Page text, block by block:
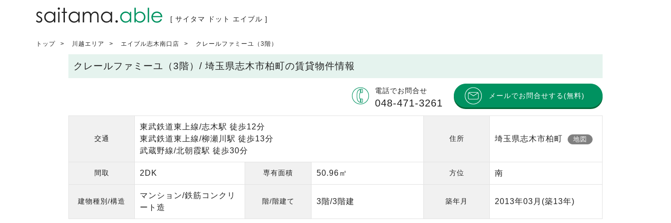
[ サイタマ ドット エイブル ]
トップ 川越エリア エイブル志木南口店 クレールファミーユ（3階）
クレールファミーユ（3階）/ 埼玉県志木市柏町の賃貸物件情報
電話でお問合せ
048-471-3261
メールでお問合せする(無料)
交通
東武鉄道東上線/志木駅 徒歩12分
東武鉄道東上線/柳瀬川駅 徒歩13分
武蔵野線/北朝霞駅 徒歩30分
住所 埼玉県志木市柏町 地図
間取 2DK 専有面積 50.96㎡ 方位 南
建物種別/構造
マンション/鉄筋コンクリ
ート造
階/階建て 3階/3階建 築年月 2013年03月 (築13年)